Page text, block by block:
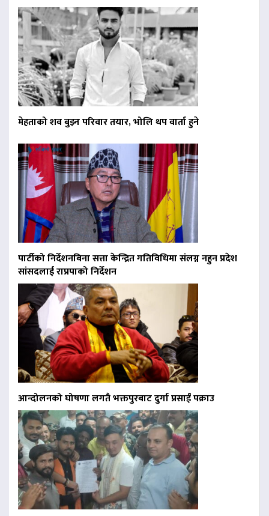
मेहताको शव बुझ्न परिवार तयार, भोलि थप वार्ता हुने
पार्टीको निर्देशनबिना सत्ता केन्द्रित गतिविधिमा संलग्न नहुन प्रदेश
सांसदलाई राप्रपाको निर्देशन
आन्दोलनको घोषणा लगतै भक्तपुरबाट दुर्गा प्रसाईं पक्राउ